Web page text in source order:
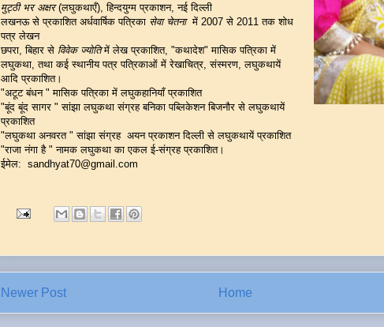
मुट्ठी भर अक्षर(लघुकथाएँ), हिन्दयुग्म प्रकाशन, नई दिल्ली
लखनऊ से प्रकाशित अर्धवार्षिक पत्रिका सेवा चेतनामें 2007 से 2011 तक शोध
पत्र लेखन
छपरा, बिहार से विवेक ज्योतिमें लेख प्रकाशित, "कथादेश" मासिक पत्रिका में
लघुकथा, तथा कई स्थानीय पत्र पत्रिकाओं में रेखाचित्र, संस्मरण, लघुकथायें
आदि प्रकाशित।
"अटूट बंधन " मासिक पत्रिका में लघुकहानियाँ प्रकाशित
"बूंद बूंद सागर " सांझा लघुकथा संग्रह बनिका पब्लिकेशन बिजनौर से लघुकथायें
प्रकाशित
"लघुकथा अनवरत " सांझा संग्रह अयन प्रकाशन दिल्ली से लघुकथायें प्रकाशित
"राजा नंगा है " नामक लघुकथा का एकल ई-संग्रह प्रकाशित।
ईमेल: sandhyat70@gmail.com
Newer Post Home